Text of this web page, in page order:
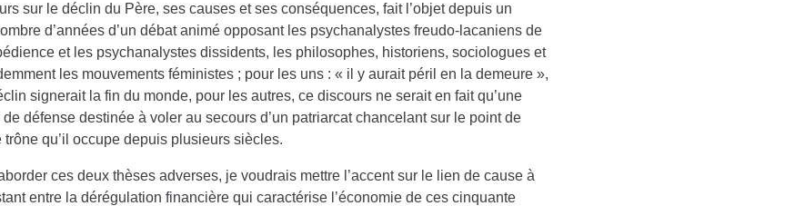
sur le déclin du Père, ses causes et ses conséquences, fait l’objet depuis un
d’années d’un débat animé opposant les psychanalystes freudo-lacaniens de
et les psychanalystes dissidents, les philosophes, historiens, sociologues et
les mouvements féministes ; pour les uns : « il y aurait péril en la demeure »,
signerait la fin du monde, pour les autres, ce discours ne serait en fait qu’une
défense destinée à voler au secours d’un patriarcat chancelant sur le point de
trône qu’il occupe depuis plusieurs siècles.
ces deux thèses adverses, je voudrais mettre l’accent sur le lien de cause à
entre la dérégulation financière qui caractérise l’économie de ces cinquante